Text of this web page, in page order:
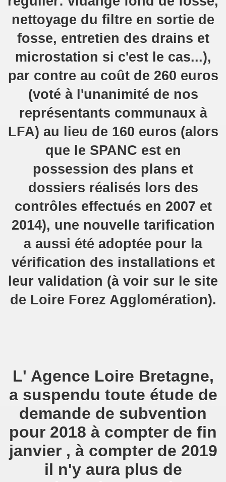
nettoyage du filtre en sortie de
fosse, entretien des drains et
microstation si c'est le cas...),
par contre au coût de 260 euros
(voté à l'unanimité de nos
représentants communaux à
LFA) au lieu de 160 euros (alors
que le SPANC est en
possession des plans et
dossiers réalisés lors des
contrôles effectués en 2007 et
2014), une nouvelle tarification
a aussi été adoptée pour la
vérification des installations et
leur validation (à voir sur le site
de Loire Forez Agglomération).
L' Agence Loire Bretagne,
a suspendu toute étude de
demande de subvention
pour 2018 à compter de fin
janvier , à compter de 2019
il n'y aura plus de